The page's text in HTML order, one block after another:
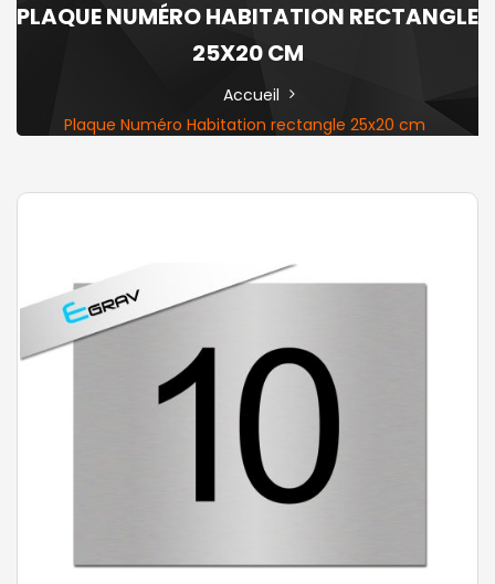
PLAQUE NUMÉRO HABITATION RECTANGLE
25X20 CM
Accueil
Plaque Numéro Habitation rectangle 25x20 cm